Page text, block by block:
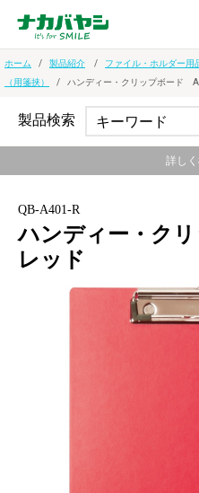
ホーム 製品紹介 ファイル・ホルダー用
（用箋挟）
ハンディー・クリップボード
QB-A401-R
ハンディー・ク
レッド
製品検索
詳し